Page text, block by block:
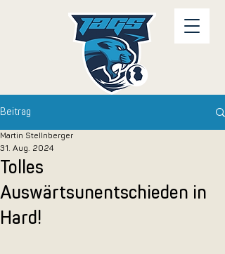
Beitrag
Tolles
Auswärtsunentschieden in
Hard!
Martin Stellnberger
31. Aug. 2024